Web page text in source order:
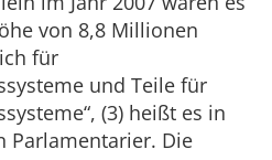
von 8,8 Millionen
für
und Teile für
(3) heißt es in
Parlamentarier. Die